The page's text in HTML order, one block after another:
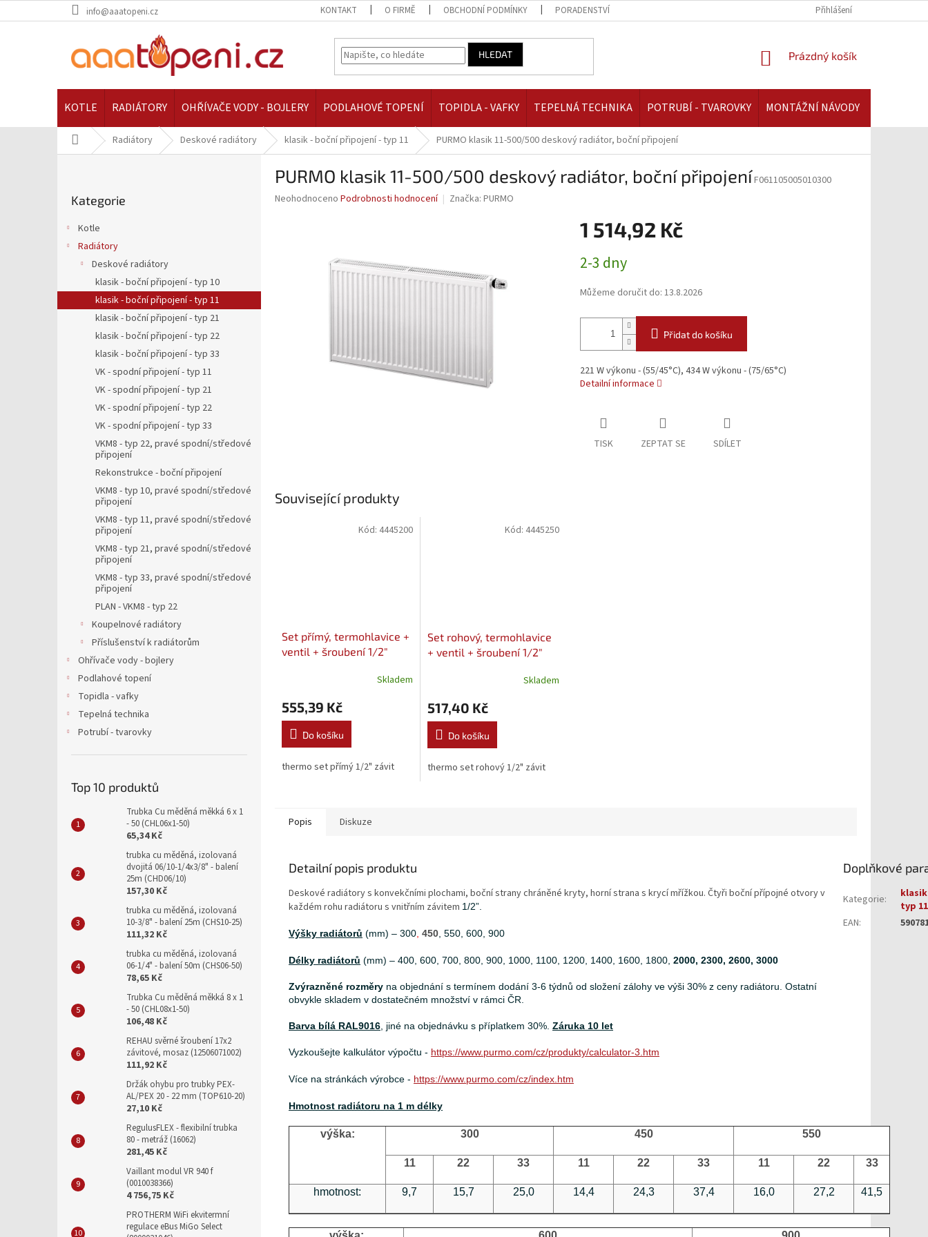
na
info@aaatopeni.cz KONTAKT O FIRMĚ OBCHODNÍ PODMÍNKY PORADENSTVÍ PLATBA A DOPRAVA |
Přihlášení
HLEDAT
NÁKUPNÍ
Prázdný košík
KOTLE RADIÁTORY OHŘÍVAČE VODY - BOJLERY PODLAHOVÉ TOPENÍ TOPIDLA - VAFKY TEPELNÁ TECHNIKA POTRUBÍ - TVAROVKY MONTÁŽNÍ NÁVODY
Domů Radiátory Deskové radiátory klasik - boční připojení - typ 11 PURMO klasik 11-500/500 deskový radiátor, boční připojení
a
kategorie
Kategorie
Kotle
Radiátory
Deskové radiátory
klasik - boční připojení - typ 10
klasik - boční připojení - typ 11
klasik - boční připojení - typ 21
klasik - boční připojení - typ 22
klasik - boční připojení - typ 33
VK - spodní připojení - typ 11
VK - spodní připojení - typ 21
VK - spodní připojení - typ 22
VK - spodní připojení - typ 33
VKM8 - typ 22, pravé spodní/středové
připojení
Rekonstrukce - boční připojení
VKM8 - typ 10, pravé spodní/středové
připojení
VKM8 - typ 11, pravé spodní/středové
připojení
VKM8 - typ 21, pravé spodní/středové
připojení
VKM8 - typ 33, pravé spodní/středové
připojení
PLAN - VKM8 - typ 22
Koupelnové radiátory
Příslušenství k radiátorům
Ohřívače vody - bojlery
Podlahové topení
Topidla - vafky
Tepelná technika
Potrubí - tvarovky
Top 10 produktů
Trubka Cu měděná měkká 6 x 1
- 50 (CHL06x1-50)
65,34 Kč
trubka cu měděná, izolovaná
dvojitá 06/10-1/4x3/8" - balení
25m (CHD06/10)
157,30 Kč
trubka cu měděná, izolovaná
10-3/8" - balení 25m (CHS10-25)
111,32 Kč
trubka cu měděná, izolovaná
06-1/4" - balení 50m (CHS06-50)
78,65 Kč
Trubka Cu měděná měkká 8 x 1
- 50 (CHL08x1-50)
106,48 Kč
REHAU svěrné šroubení 17x2
závitové, mosaz (12506071002)
111,92 Kč
Držák ohybu pro trubky PEX-
AL/PEX 20 - 22 mm (TOP610-20)
27,10 Kč
RegulusFLEX - flexibilní trubka
80 - metráž (16062)
281,45 Kč
Vaillant modul VR 940 f
(0010038366)
4 756,75 Kč
PROTHERM WiFi ekvitermní
regulace eBus MiGo Select
PURMO klasik 11-500/500 deskový radiátor, boční připojeníF061105005010300
Průměrné
Neohodnoceno Podrobnosti hodnocení Značka: PURMO
1 514,92 Kč
cena:
2-3 dny
Můžeme doručit do: 13.8.2026
Přidat do košíku
221 W výkonu - (55/45°C), 434 W výkonu - (75/65°C)
Detailní informace
TISK ZEPTAT SE SDÍLET
Související produkty
Set přímý, termohlavice +
ventil + šroubení 1/2"
Skladem
555,39 Kč
Do košíku
thermo set přímý 1/2" závit
Kód: 4445200
Set rohový, termohlavice
+ ventil + šroubení 1/2"
Skladem
517,40 Kč
Do košíku
thermo set rohový 1/2" závit
Kód: 4445250
Popis Diskuze
Detailní popis produktu
Deskové radiátory s konvekčními plochami, boční strany chráněné kryty, horní strana s krycí mřížkou. Čtyři boční přípojné otvory v
každém rohu radiátoru s vnitřním závitem 1/2”.
Výšky radiátorů (mm) – 300 450 , 550, 600, 900
Délky radiátorů (mm) – 400, 600, 700, 800, 900, 1000, 1100, 1200, 1400, 1600, 1800, 2000, 2300, 2600, 3000
Zvýrazněné rozměry na objednání s termínem dodání 3-6 týdnů od složení zálohy ve výši 30% z ceny radiátoru. Ostatní
obvykle skladem v dostatečném množství v rámci ČR.
Barva bílá RAL9016 , jiné na objednávku s příplatkem 30%. Záruka 10 let
Vyzkoušejte kalkulátor výpočtu - https://www.purmo.com/cz/produkty/calculator-3.htm
Více na stránkách výrobce - https://www.purmo.com/cz/index.htm
Hmotnost radiátoru na 1 m délky
výška: 300 450 550
11 22 33 11 22 33 11 22 33
hmotnost: 9,7 15,7 25,0 14,4 24,3 37,4 16,0 27,2 41,5
Doplňkové
Kategorie:
typ 11
EAN: